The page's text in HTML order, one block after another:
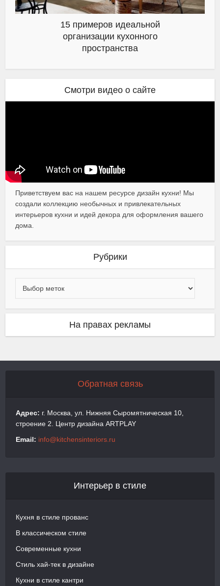
15 примеров идеальной
организации кухонного
пространства
Смотри видео о сайте
Приветствуем вас на нашем ресурсе дизайн кухни! Мы
создали коллекцию необычных и привлекательных
интерьеров кухни и идей декора для оформления вашего
дома.
Рубрики
На правах рекламы
Обратная связь
Адрес: г. Москва, ул. Нижняя Сыромятническая 10,
строение 2. Центр дизайна ARTPLAY
Email: info@kitchensinteriors.ru
Интерьер в стиле
Кухня в стиле прованс
В классическом стиле
Современные кухни
Стиль хай-тек в дизайне
Кухни в стиле кантри